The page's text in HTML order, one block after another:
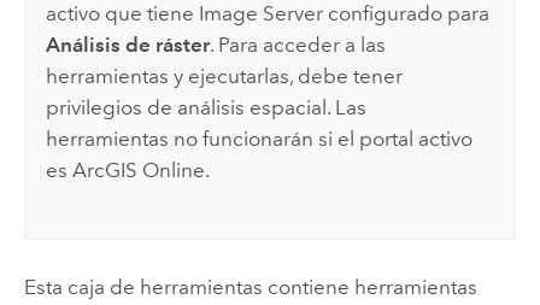
activo que tiene Image Server configurado para
Análisis de ráster. Para acceder a las
herramientas y ejecutarlas, debe tener
privilegios de análisis espacial. Las
herramientas no funcionarán si el portal activo
esArcGIS Online.
Esta caja de herramientas contiene herramientas